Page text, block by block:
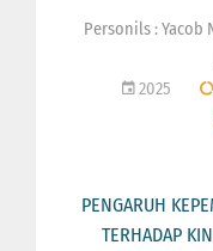
Personils :Yacob
2025
PENGARUH
TERHADAP